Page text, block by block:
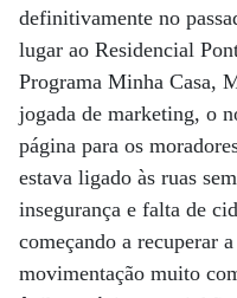
definitivamente no
lugar ao Residencial
Programa Minha Casa,
jogada de marketing, o
página para os
estava ligado às ruas
insegurança e falta de
começando a recuperar
movimentação muito